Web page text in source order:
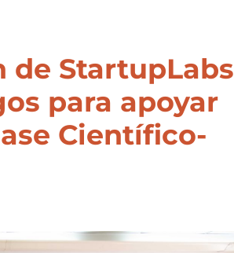
de StartupLabs
para apoyar
Científico-